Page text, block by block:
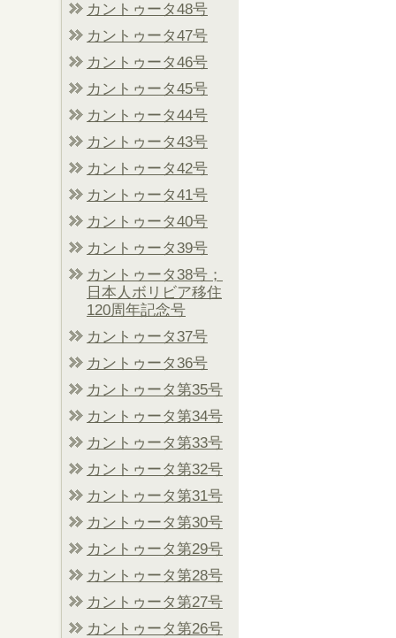
カントゥータ48号
カントゥータ47号
カントゥータ46号
カントゥータ45号
カントゥータ44号
カントゥータ43号
カントゥータ42号
カントゥータ41号
カントゥータ40号
カントゥータ39号
カントゥータ38号；
日本人ボリビア移住
120周年記念号
カントゥータ37号
カントゥータ36号
カントゥータ第35号
カントゥータ第34号
カントゥータ第33号
カントゥータ第32号
カントゥータ第31号
カントゥータ第30号
カントゥータ第29号
カントゥータ第28号
カントゥータ第27号
カントゥータ第26号